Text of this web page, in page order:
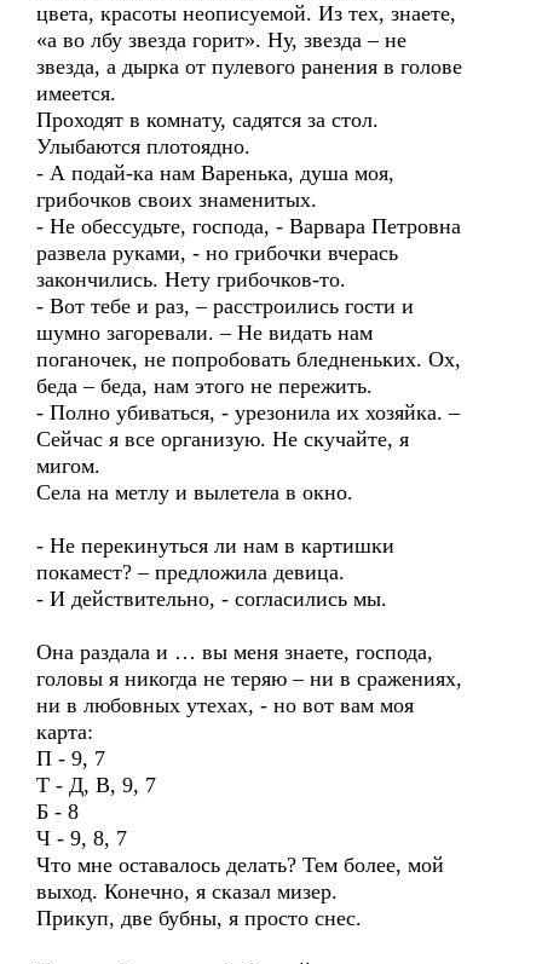
цвета, красоты неописуемой. Из тех, знаете,
«а во лбу звезда горит». Ну, звезда – не
звезда, а дырка от пулевого ранения в голове
имеется.
Проходят в комнату, садятся за стол.
Улыбаются плотоядно.
- А подай-ка нам Варенька, душа моя,
грибочков своих знаменитых.
- Не обессудьте, господа, - Варвара Петровна
развела руками, - но грибочки вчерась
закончились. Нету грибочков-то.
- Вот тебе и раз, – расстроились гости и
шумно загоревали. – Не видать нам
поганочек, не попробовать бледненьких. Ох,
беда – беда, нам этого не пережить.
- Полно убиваться, - урезонила их хозяйка. –
Сейчас я все организую. Не скучайте, я
мигом.
Села на метлу и вылетела в окно.
- Не перекинуться ли нам в картишки
покамест? – предложила девица.
- И действительно, - согласились мы.
Она раздала и … вы меня знаете, господа,
головы я никогда не теряю – ни в сражениях,
ни в любовных утехах, - но вот вам моя
карта:
П - 9, 7
Т - Д, В, 9, 7
Б - 8
Ч - 9, 8, 7
Что мне оставалось делать? Тем более, мой
выход. Конечно, я сказал мизер.
Прикуп, две бубны, я просто снес.